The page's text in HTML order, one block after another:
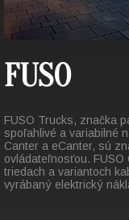
FUSO
FUSO Trucks, značka
spoľahlivé a variabilné
Canter a eCanter, sú
ovládateľnosťou.
triedach a variantoch
vyrábaný elektrický